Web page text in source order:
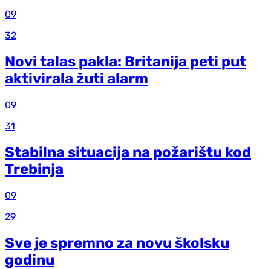
09
32
Novi talas pakla: Britanija peti put
aktivirala žuti alarm
09
31
Stabilna situacija na požarištu kod
Trebinja
09
29
Sve je spremno za novu školsku
godinu